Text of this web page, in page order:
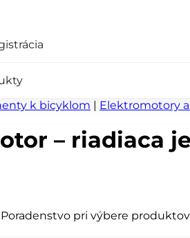
k bicyklom | Elektromotory
– riadiaca
Poradenstvo pri výbere produktov